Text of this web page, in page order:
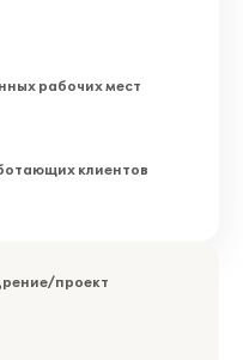
рабочих мест
клиентов
проект